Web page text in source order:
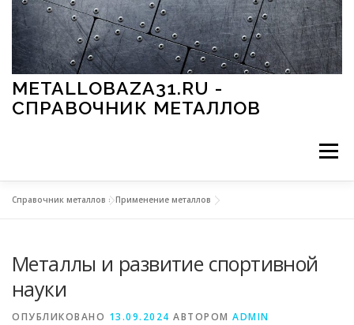
Перейти к содержимому
METALLOBAZA31.RU -
СПРАВОЧНИК МЕТАЛЛОВ
Меню
МЕТАЛЛЫ И ОКРУЖАЮЩАЯ СРЕДА
Справочник металлов »Применение металлов
Металлы и развитие спортивной
науки
ОПУБЛИКОВАНО 13.09.2024 АВТОРОМ ADMIN